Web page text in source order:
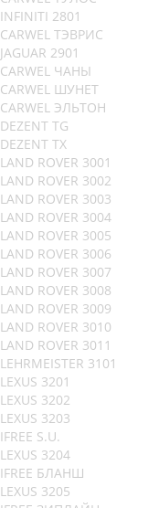
INFINITI 2801
CARWEL ТЭВРИС
JAGUAR 2901
CARWEL ЧАНЫ
CARWEL ШУНЕТ
CARWEL ЭЛЬТОН
DEZENT TG
DEZENT TX
LAND ROVER 3001
LAND ROVER 3002
LAND ROVER 3003
LAND ROVER 3004
LAND ROVER 3005
LAND ROVER 3006
LAND ROVER 3007
LAND ROVER 3008
LAND ROVER 3009
LAND ROVER 3010
LAND ROVER 3011
LEHRMEISTER 3101
LEXUS 3201
LEXUS 3202
LEXUS 3203
IFREE S.U.
LEXUS 3204
IFREE БЛАНШ
LEXUS 3205